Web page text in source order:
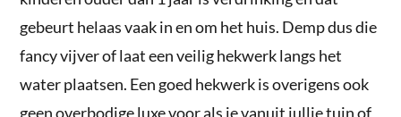
gebeurt helaas vaak in en om het huis. Demp dus die
fancy vijver of laat een veilig hekwerk langs het
water plaatsen. Een goed hekwerk is overigens ook
geen overbodige luxe voor als je vanuit jullie tuin of